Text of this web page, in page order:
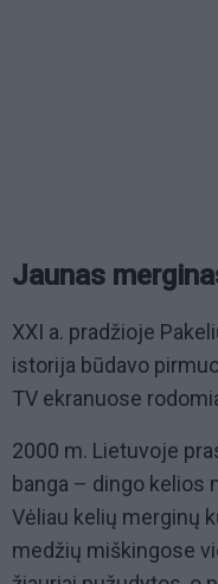
Jaunas
XXI a. pradžioje
istorija būdavo
TV ekranuose
2000 m. Lietuvoje
banga – dingo kelios
Vėliau kelių merginų
medžių miškingose